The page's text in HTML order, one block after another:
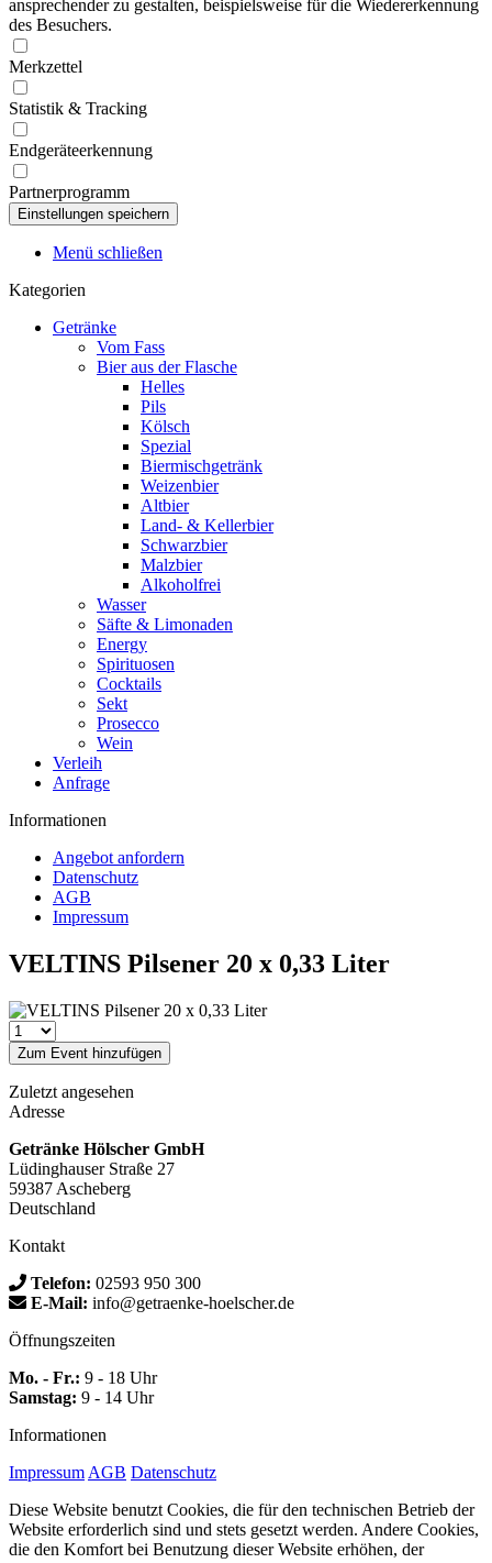
ansprechender zu gestalten, beispielsweise für die Wiedererkennung
des Besuchers.
Merkzettel
Statistik & Tracking
Endgeräteerkennung
Partnerprogramm
Menü schließen
Kategorien
Getränke
Vom Fass
Bier aus der Flasche
Helles
Pils
Kölsch
Spezial
Biermischgetränk
Weizenbier
Altbier
Land- & Kellerbier
Schwarzbier
Malzbier
Alkoholfrei
Wasser
Säfte & Limonaden
Energy
Spirituosen
Cocktails
Sekt
Prosecco
Wein
Verleih
Anfrage
Informationen
Angebot anfordern
Datenschutz
AGB
Impressum
VELTINS Pilsener 20 x 0,33 Liter
Zum Event hinzufügen
Zuletzt angesehen
Adresse
Getränke Hölscher GmbH
Lüdinghauser Straße 27
59387 Ascheberg
Deutschland
Kontakt
Telefon: 02593 950 300
E-Mail: info@getraenke-hoelscher.de
Öffnungszeiten
Mo. - Fr.: 9 - 18 Uhr
Samstag: 9 - 14 Uhr
Informationen
Impressum AGB Datenschutz
Diese Website benutzt Cookies, die für den technischen Betrieb der
Website erforderlich sind und stets gesetzt werden. Andere Cookies,
die den Komfort bei Benutzung dieser Website erhöhen, der